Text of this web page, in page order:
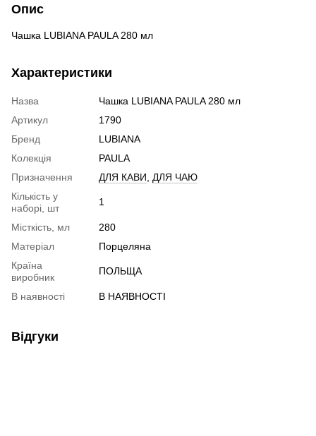
Опис
Чашка LUBIANA PAULA 280 мл
Характеристики
Назва
Чашка LUBIANA PAULA 280 мл
Артикул
1790
Бренд
LUBIANA
Колекція
PAULA
Призначення
ДЛЯ КАВИ
ДЛЯ ЧАЮ
Кількість у
наборі, шт
1
Місткість, мл
280
Матеріал
Порцеляна
Країна
виробник
ПОЛЬЩА
В наявності В НАЯВНОСТІ
Відгуки